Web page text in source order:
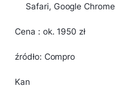
Safari, Google Chrome
Cena : ok. 1950 zł
źródło: Compro
Kan